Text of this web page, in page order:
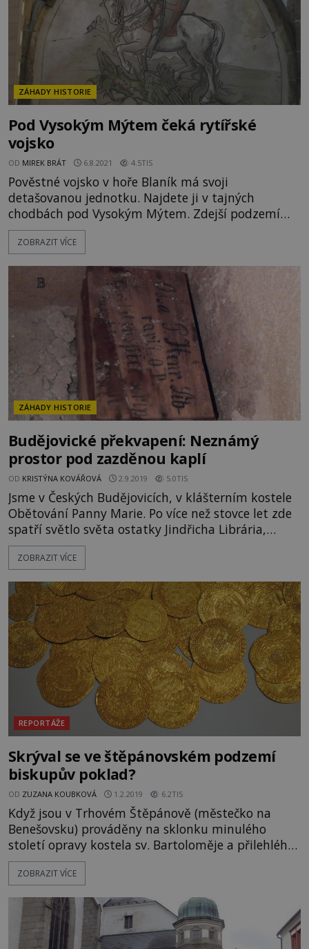
ZÁHADY HISTORIE
Pod Vysokým Mýtem čeká rytířské
vojsko
OD MIREK BRÁT 6.8.2021 4.5TIS
Pověstné vojsko v hoře Blaník má svoji
detašovanou jednotku. Najdete ji v tajných
chodbách pod Vysokým Mýtem. Zdejší podzemí
stále čeká na své objevitele. Nachází se však
v tajných chodbách vojsko dobra či zla, toť otázka!
chodby měly být detailně prozkoumány již v 60.
letech 20. století. Nejednalo s
ZOBRAZIT VÍCE
ZÁHADY HISTORIE
Budějovické překvapení: Neznámý
prostor pod zazděnou kaplí
OD KRISTÝNA KOVÁŘOVÁ 2.9.2019 5.0TIS
Jsme v Českých Budějovicích, v klášterním kostele
Obětování Panny Marie. Po více než stovce let zde
spatří světlo světa ostatky Jindřicha Librária,
osobního zpovědníka krále Přemysla Otakara II.
Nový objev při otevírání hrobky králova
šokoval. Pod zazděnou hrobkou je dosud neznámý
prostor s hrobem evidentně významné osobnosti.
https://www.youtube.com/wa
ZOBRAZIT VÍCE
REPORTÁŽE
Skrýval se ve štěpánovském podzemí
biskupův poklad?
OD ZUZANA KOUBKOVÁ 1.2.2019 6.2TIS
Když jsou v Trhovém Štěpánově (městečko na
Benešovsku) prováděny na sklonku minulého
století opravy kostela sv. Bartoloměje a přilehlého
okolí, propadne se náhle terén do staré a zpola
zasypané prostory. Jedná se o "tajnou chodbu"?
pražským biskupům. Jeden z nich – Tobiáš z
Benešova (kolem 1245 - 1296), nechá štěpánovský
kostel v době řádění neblaze pros
ZOBRAZIT VÍCE